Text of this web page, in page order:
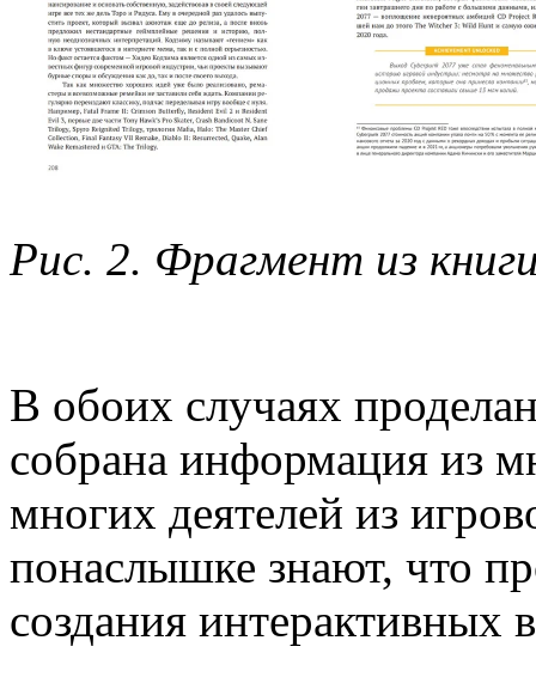
Рис. 2. Фрагмент из
В обоих случаях
собрана информация из
многих деятелей из
понаслышке знают, что
создания интерактивных